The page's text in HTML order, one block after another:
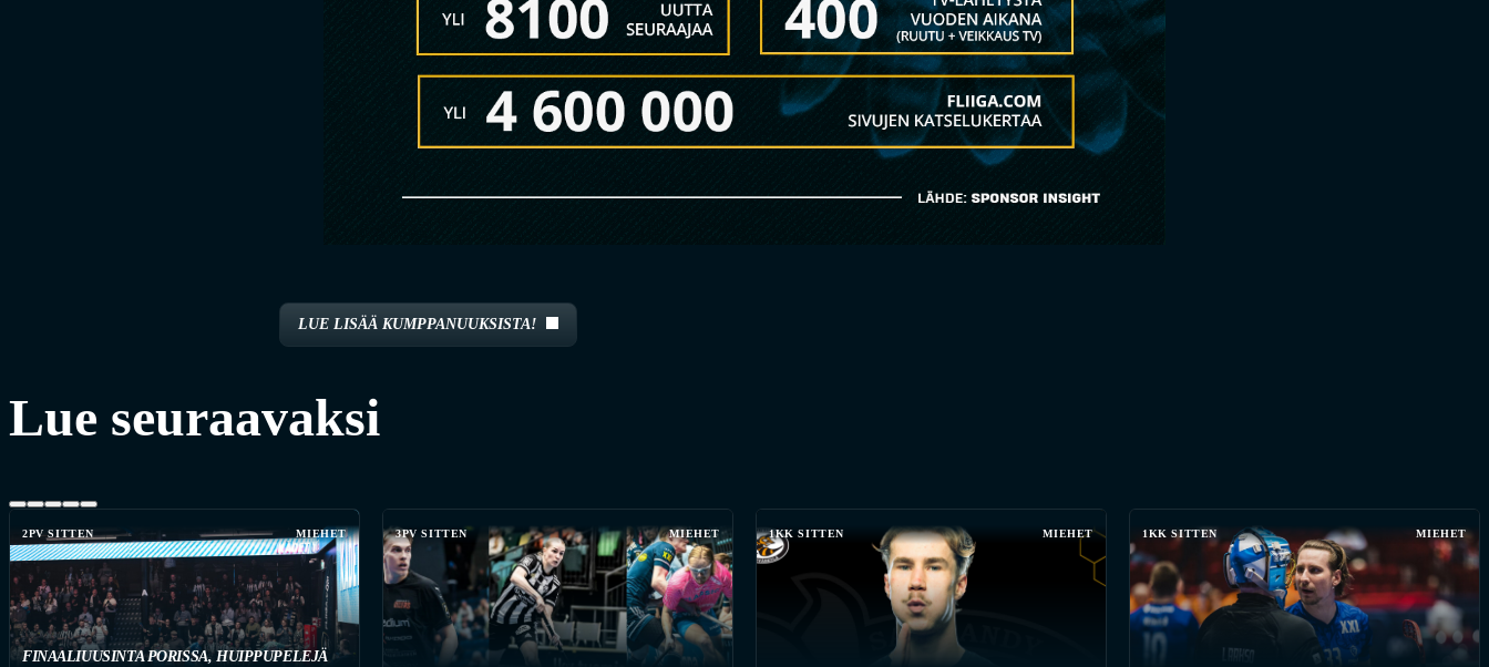
LUE LISÄÄ KUMPPANUUKSISTA!
Lue seuraavaksi
2PV SITTEN MIEHET
FINAALIUUSINTA PORISSA, HUIPPUPELEJÄ
3PV SITTEN MIEHET 1KK SITTEN MIEHET 1KK SITTEN MIEHET